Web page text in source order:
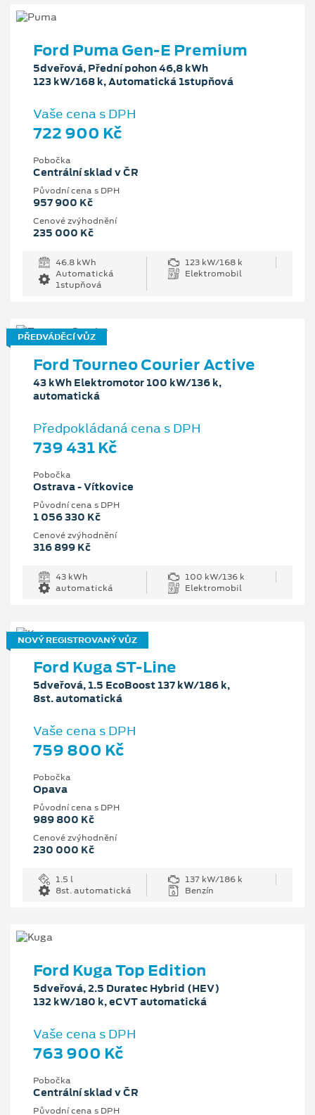
Ford Puma Gen-E Premium
5dveřová, Přední pohon 46,8 kWh
123 kW/168 k, Automatická 1stupňová
Vaše cena s DPH
722 900 Kč
Pobočka
Centrální sklad v ČR
Původní cena s DPH
957 900 Kč
Cenové zvýhodnění
235 000 Kč
46.8 kWh
123 kW/168 k
Automatická
1stupňová
Elektromobil
PŘEDVÁDĚCÍ VŮZ
Ford Tourneo Courier Active
43 kWh Elektromotor 100 kW/136 k,
automatická
Předpokládaná cena s DPH
739 431 Kč
Pobočka
Ostrava - Vítkovice
Původní cena s DPH
1 056 330 Kč
Cenové zvýhodnění
316 899 Kč
43 kWh
100 kW/136 k
automatická
Elektromobil
NOVÝ REGISTROVANÝ VŮZ
Ford Kuga ST-Line
5dveřová, 1.5 EcoBoost 137 kW/186 k,
8st. automatická
Vaše cena s DPH
759 800 Kč
Pobočka
Opava
Původní cena s DPH
989 800 Kč
Cenové zvýhodnění
230 000 Kč
1.5 l
137 kW/186 k
8st. automatická
Benzín
Ford Kuga Top Edition
5dveřová, 2.5 Duratec Hybrid (HEV)
132 kW/180 k, eCVT automatická
Vaše cena s DPH
763 900 Kč
Pobočka
Centrální sklad v ČR
Původní cena s DPH